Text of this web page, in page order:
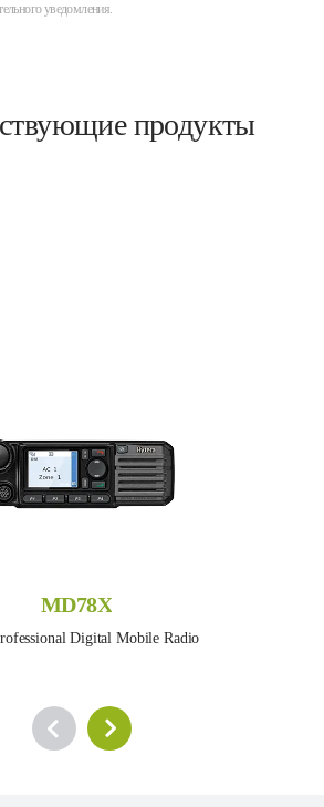
уведомления.
продукты
MD78X
Digital Mobile Radio